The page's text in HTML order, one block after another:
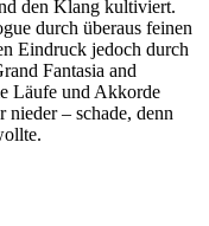
den Klang kultiviert.
durch überaus feinen
Eindruck jedoch durch
Fantasia and
Läufe und Akkorde
nieder – schade, denn